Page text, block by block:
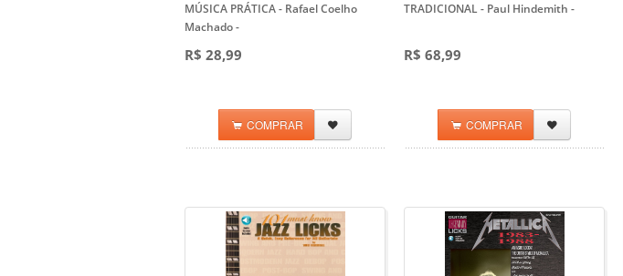
MÚSICA PRÁTICA - Rafael Coelho
Machado-
R$ 28,99
COMPRAR
TRADICIONAL - Paul Hindemith -
R$ 68,99
COMPRAR